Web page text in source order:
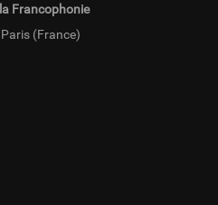
Francophonie
(France)